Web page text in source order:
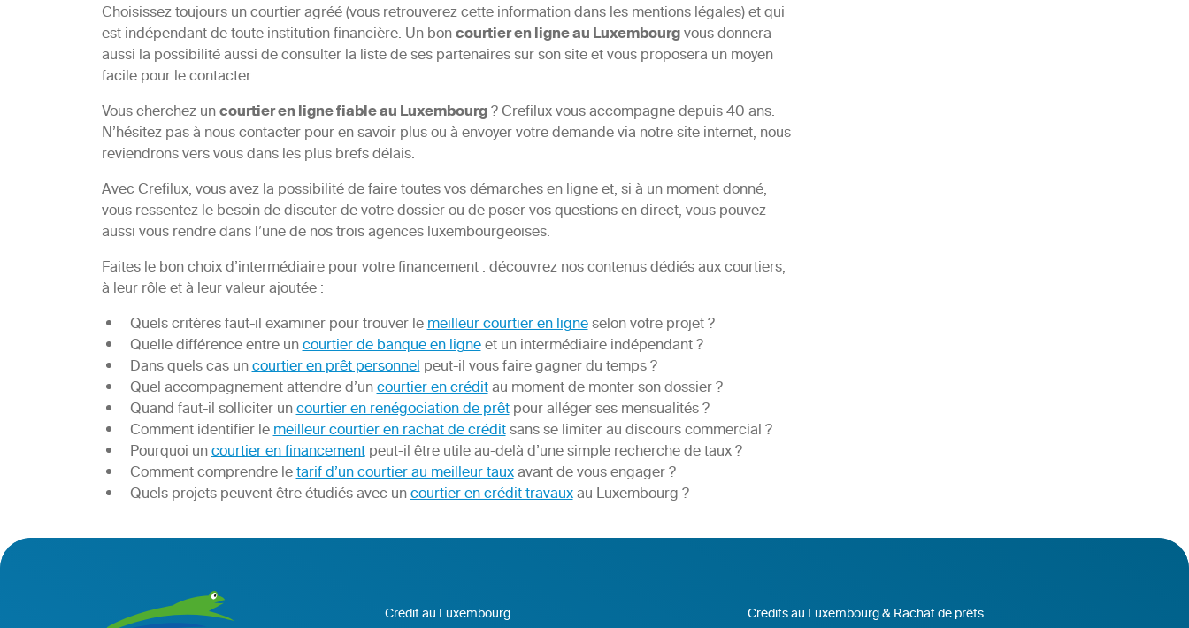
Choisissez toujours un courtier agréé (vous retrouverez cette information dans les mentions légales) et qui
est indépendant de toute institution financière. Un boncourtier en ligne auLuxembourgvous donnera
aussi la possibilité aussi de consulter la liste de ses partenaires sur son site et vous proposera un moyen
facile pour le contacter.
Vous cherchez uncourtier en ligne fiable au Luxembourg? Crefilux vous accompagne depuis 40 ans.
N’hésitez pas à nous contacter pour en savoir plus ou à envoyer votre demande via notre site internet, nous
reviendrons vers vous dans les plus brefs délais.
Avec Crefilux, vous avez la possibilité de faire toutes vos démarches en ligne et, si à un moment donné,
vous ressentez le besoin de discuter de votre dossier ou de poser vos questions en direct, vous pouvez
aussi vous rendre dans l’une de nos trois agences luxembourgeoises.
Faites le bon choix d’intermédiaire pour votre financement : découvrez nos contenus dédiés aux courtiers,
à leur rôle et à leur valeur ajoutée :
Quels critères faut-il examiner pour trouver lemeilleur courtier en ligneselon votre projet ?
Quelle différence entre uncourtier de banque en ligneet un intermédiaire indépendant ?
Dans quels cas uncourtier en prêt personnelpeut-il vous faire gagner du temps ?
Quel accompagnement attendre d’uncourtier en créditau moment de monter son dossier ?
Quand faut-il solliciter uncourtier en renégociation de prêtpour alléger ses mensualités ?
Comment identifier lemeilleur courtier en rachat de créditsans se limiter au discours commercial ?
Pourquoi uncourtier en financementpeut-il être utile au-delà d’une simple recherche de taux ?
Comment comprendre letarif d’un courtier au meilleur tauxavant de vous engager ?
Quels projets peuvent être étudiés avec uncourtier en crédit travauxau Luxembourg ?
Crédit au Luxembourg
Crédits au Luxembourg & Rachat de prêts